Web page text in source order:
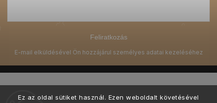
Ez az oldal sütiket használ. Ezen weboldalt követésével
Feliratkozás